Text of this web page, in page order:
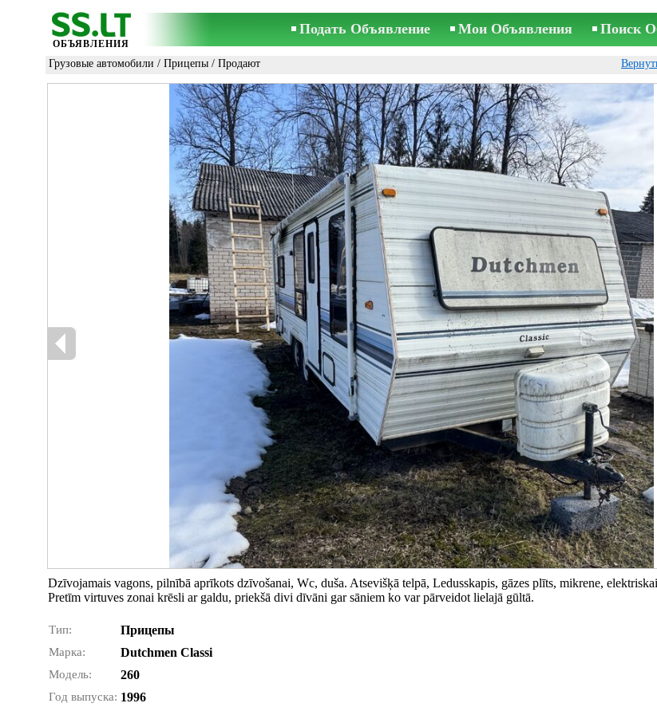
ОБЪЯВЛЕНИЯ
Подать Объявление Мои Объявления Поиск
Грузовые автомобили / Прицепы / Продают
Dzīvojamais vagons, pilnībā aprīkots dzīvošanai, Wc, duša. Atsevišķā telpā, Ledusskapis, gāzes plīts, mikrene,
Pretīm virtuves zonai krēsli ar galdu, priekšā divi dīvāni gar sāniem ko var pārveidot lielajā gūltā.
Тип: Прицепы
Марка: Dutchmen Classi
Модель: 260
Год выпуска: 1996